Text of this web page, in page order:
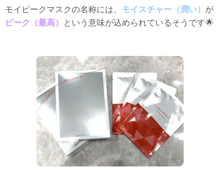
モイピークマスクの名称には、 モイスチャー（潤い） が
ピーク（最高）
という意味が込められているそうです🌟